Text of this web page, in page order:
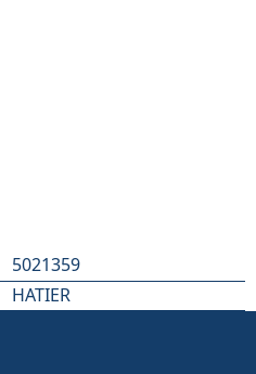
5021359
HATIER